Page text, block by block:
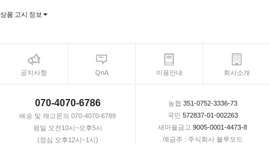
상품 고시 정보
공지사항 QnA 이용안내 회사소개
070-4070-6786
배송 및 재고문의 070-4070-6789
평일 오전10시~오후5시
(점심 오후12시~1시)
농협 351-0752-3336-73
국민 572837-01-002263
새마을금고 9005-0001-4473-8
예금주 : 주식회사 블루모드